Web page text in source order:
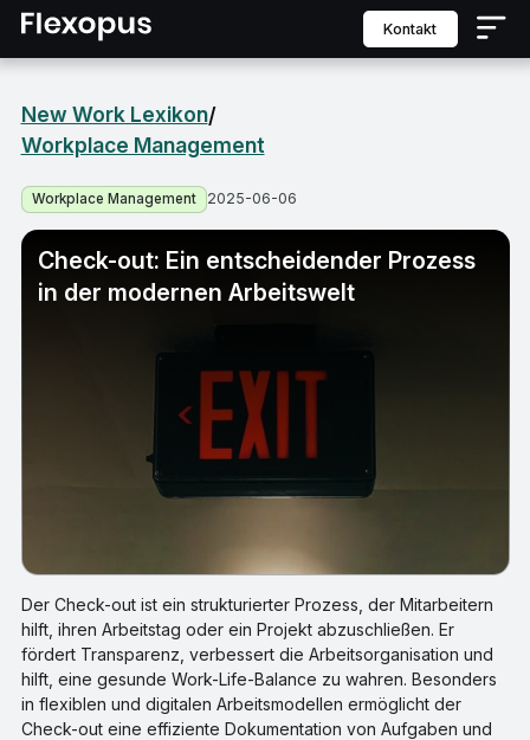
Kontakt
New Work Lexikon/
Workplace Management
Workplace Management 2025-06-06
Check-out: Ein entscheidender Prozess
in der modernen Arbeitswelt
Der Check-out ist ein strukturierter Prozess, der Mitarbeitern
hilft, ihren Arbeitstag oder ein Projekt abzuschließen. Er
fördert Transparenz, verbessert die Arbeitsorganisation und
hilft, eine gesunde Work-Life-Balance zu wahren. Besonders
in flexiblen und digitalen Arbeitsmodellen ermöglicht der
Check-out eine effiziente Dokumentation von Aufgaben und